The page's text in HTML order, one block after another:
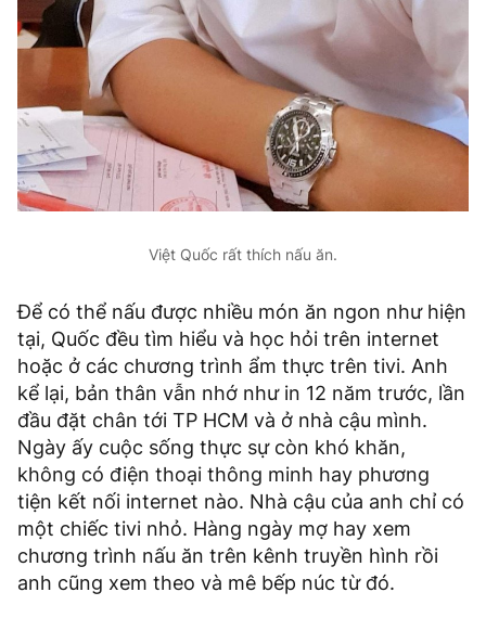
Việt Quốc rất thích nấu ăn.
Để có thể nấu được nhiều món ăn ngon như hiện
tại, Quốc đều tìm hiểu và học hỏi trên internet
hoặc ở các chương trình ẩm thực trên tivi. Anh
kể lại, bản thân vẫn nhớ như in 12 năm trước, lần
đầu đặt chân tới TP HCM và ở nhà cậu mình.
Ngày ấy cuộc sống thực sự còn khó khăn,
không có điện thoại thông minh hay phương
tiện kết nối internet nào. Nhà cậu của anh chỉ có
một chiếc tivi nhỏ. Hàng ngày mợ hay xem
chương trình nấu ăn trên kênh truyền hình rồi
anh cũng xem theo và mê bếp núc từ đó.